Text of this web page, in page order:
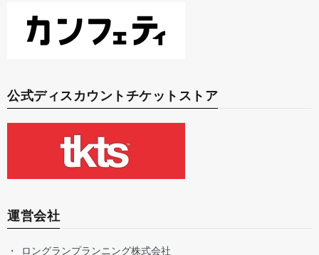
公式ディスカウントチケットストア
運営会社
ロングランプランニング株式会社